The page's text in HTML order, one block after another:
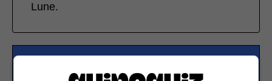
Lune.
S’inscrire à la newsletter